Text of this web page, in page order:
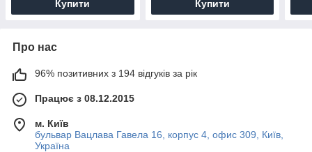
Купити Купити
Про нас
96% позитивних з 194 відгуків за рік
Працює з 08.12.2015
м. Київ
бульвар Вацлава Гавела 16, корпус 4, офис 309, Київ,
Україна